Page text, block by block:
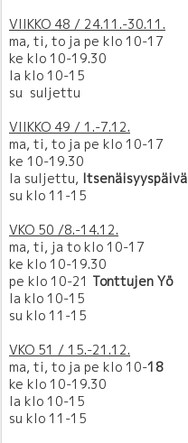
VIIKKO 48 / 24.11.-30.11.
ma, ti, to ja pe klo 10-17
ke klo 10-19.30
la klo 10-15
su suljettu
VIIKKO 49 / 1.-7.12.
ma, ti, to ja pe klo 10-17
ke 10-19.30
la suljettu, Itsenäisyyspäivä
su klo 11-15
VKO 50 /8.-14.12.
ma, ti, ja to klo 10-17
ke klo 10-19.30
pe klo 10-21 Tonttujen Yö
la klo 10-15
su klo 11-15
VKO 51 / 15.-21.12.
ma, ti, to ja pe klo 10-18
ke klo 10-19.30
la klo 10-15
su klo 11-15